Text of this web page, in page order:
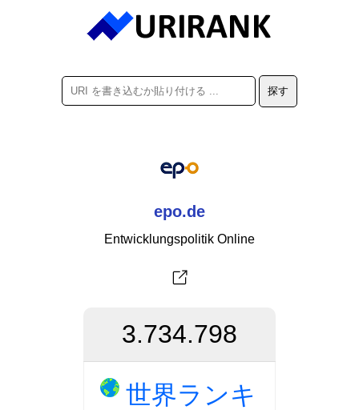
epo.de
Entwicklungspolitik Online
3.734.798
世界ランキ